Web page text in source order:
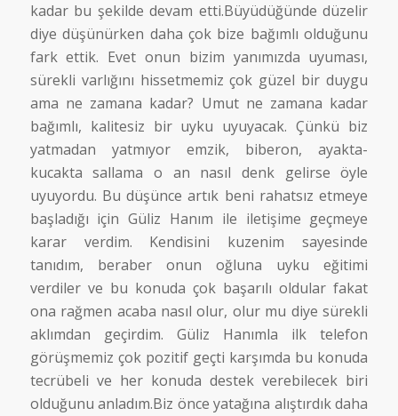
kadar bu şekilde devam etti.Büyüdüğünde düzelir
diye düşünürken daha çok bize bağımlı olduğunu
fark ettik. Evet onun bizim yanımızda uyuması,
sürekli varlığını hissetmemiz çok güzel bir duygu
ama ne zamana kadar? Umut ne zamana kadar
bağımlı, kalitesiz bir uyku uyuyacak. Çünkü biz
yatmadan yatmıyor emzik, biberon, ayakta-
kucakta sallama o an nasıl denk gelirse öyle
uyuyordu. Bu düşünce artık beni rahatsız etmeye
başladığı için Güliz Hanım ile iletişime geçmeye
karar verdim. Kendisini kuzenim sayesinde
tanıdım, beraber onun oğluna uyku eğitimi
verdiler ve bu konuda çok başarılı oldular fakat
ona rağmen acaba nasıl olur, olur mu diye sürekli
aklımdan geçirdim. Güliz Hanımla ilk telefon
görüşmemiz çok pozitif geçti karşımda bu konuda
tecrübeli ve her konuda destek verebilecek biri
olduğunu anladım.Biz önce yatağına alıştırdık daha